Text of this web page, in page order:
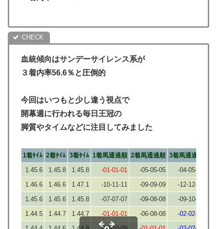
血統傾向はサンデーサイレンス系が
３着内率56.6％と圧倒的
今回はいつもと少し違う視点で
開幕週に行われる毎日王冠の
脚質やタイムなどに注目してみました
1着ﾀｲﾑ 2着ﾀｲﾑ 3着ﾀｲﾑ 1着馬通過順 2着馬通過順 3着馬通過順
1.45.6
1.45.8 1.45.8 -01-01-01 -05-05-05
-04-05-05
1.46.6
1.46.6 1.47.1 -10-11-11 -09-09-09
-12-12-12
1.45.6
1.45.6 1.45.8 -07-07-07 -09-08-08
-09-10-10
1.44.5
1.44.7 1.44.7 -01-01-01 -06-08-08
-02-02-02